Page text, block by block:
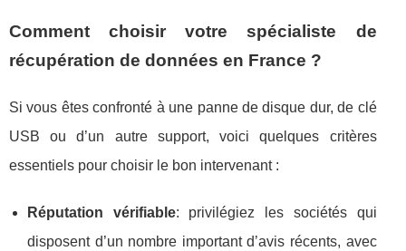
Comment choisir votre spécialiste de
récupération de données en France ?
Si vous êtes confronté à une panne de disque dur, de clé
USB ou d’un autre support, voici quelques critères
essentiels pour choisir le bon intervenant :
Réputation vérifiable: privilégiez les sociétés qui
disposent d’un nombre important d’avis récents, avec